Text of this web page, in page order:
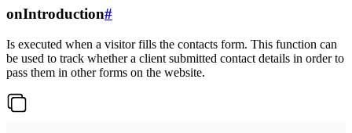
onIntroduction#
Is executed when a visitor fills the contacts form. This function can
be used to track whether a client submitted contact details in order to
pass them in other forms on the website.